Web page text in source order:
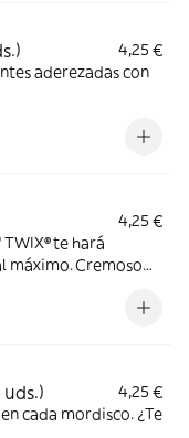
4,25 €
aderezadas con
4,25 €
te hará
máximo. Cremoso
4,25 €
cada mordisco. ¿Te